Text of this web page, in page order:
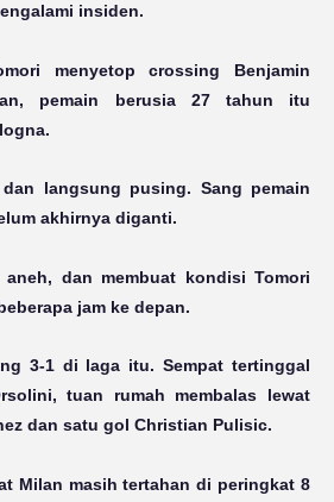
insiden.
menyetop crossing Benjamin
pemain berusia 27 tahun itu
langsung pusing. Sang pemain
akhirnya diganti.
dan membuat kondisi Tomori
jam ke depan.
3-1 di laga itu. Sempat tertinggal
tuan rumah membalas lewat
dan satu gol Christian Pulisic.
Milan masih tertahan di peringkat 8